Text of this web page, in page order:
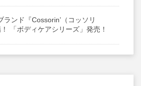
ランド『Cossorin’（コッソリ
「ボディケアシリーズ」発売！